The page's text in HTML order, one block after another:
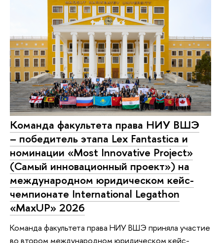
Команда факультета права НИУ ВШЭ
– победитель этапа Lex Fantastica и
номинации «Most Innovative Project»
(Самый инновационный проект») на
международном юридическом кейс-
чемпионате International Legathon
«MaxUP» 2026
Команда факультета права НИУ ВШЭ приняла участие
во втором международном юридическом кейс-